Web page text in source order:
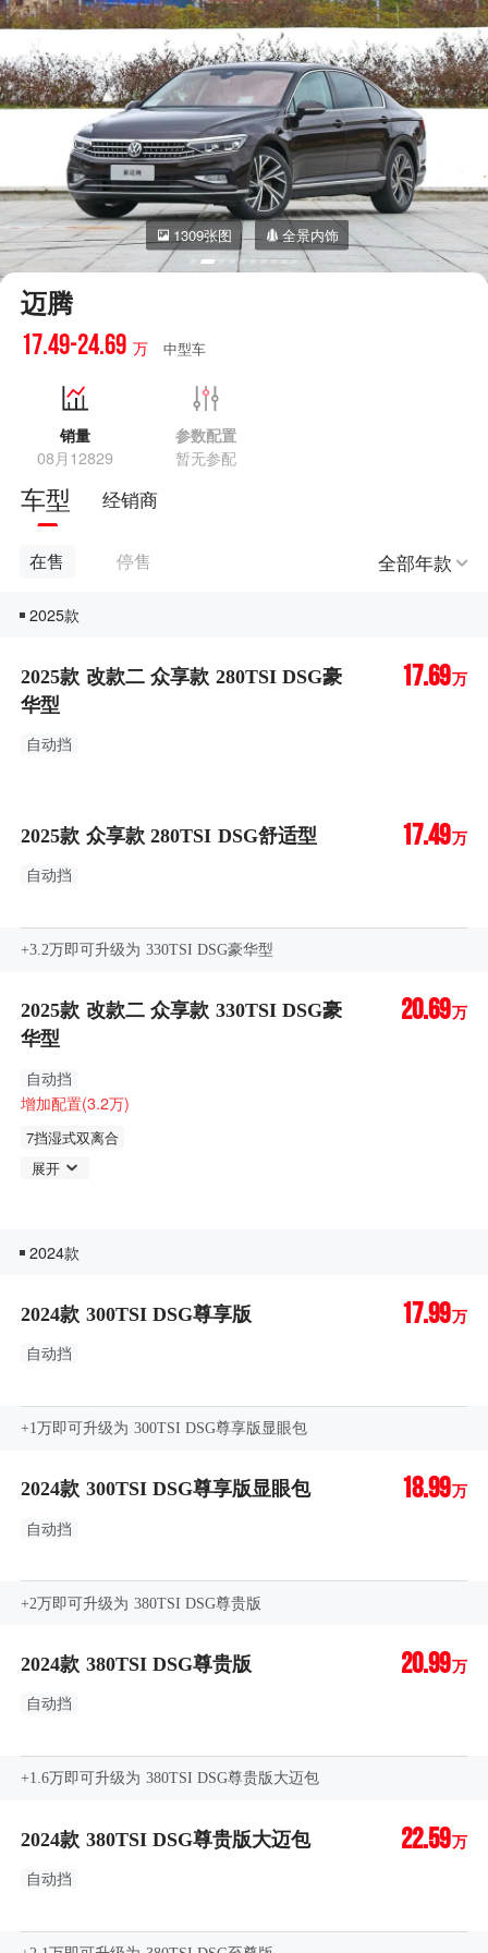
1309张图 全景内饰
迈腾
17.49-24.69 万 中型车
销量
08月12829
参数配置
暂无参配
车型 经销商
在售 停售 全部年款
2025款
2025款 改款二 众享款 280TSI DSG豪
华型
17.69万
自动挡
2025款 众享款 280TSI DSG舒适型 17.49万
自动挡
+3.2万即可升级为 330TSI DSG豪华型
2025款 改款二 众享款 330TSI DSG豪
华型
20.69万
自动挡
增加配置(3.2万)
7挡湿式双离合
展开
2024款
2024款 300TSI DSG尊享版 17.99万
自动挡
+1万即可升级为 300TSI DSG尊享版显眼包
2024款 300TSI DSG尊享版显眼包 18.99万
自动挡
+2万即可升级为 380TSI DSG尊贵版
2024款 380TSI DSG尊贵版 20.99万
自动挡
+1.6万即可升级为 380TSI DSG尊贵版大迈包
2024款 380TSI DSG尊贵版大迈包 22.59万
自动挡